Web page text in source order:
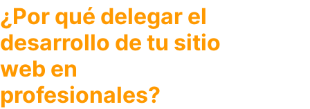
¿Por qué delegar el
desarrollo de tu sitio
web en
profesionales?